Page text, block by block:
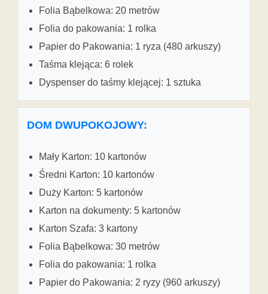
Folia Bąbelkowa: 20 metrów
Folia do pakowania: 1 rolka
Papier do Pakowania: 1 ryza (480 arkuszy)
Taśma klejąca: 6 rolek
Dyspenser do taśmy klejącej: 1 sztuka
DOM DWUPOKOJOWY:
Mały Karton: 10 kartonów
Średni Karton: 10 kartonów
Duży Karton: 5 kartonów
Karton na dokumenty: 5 kartonów
Karton Szafa: 3 kartony
Folia Bąbelkowa: 30 metrów
Folia do pakowania: 1 rolka
Papier do Pakowania: 2 ryzy (960 arkuszy)